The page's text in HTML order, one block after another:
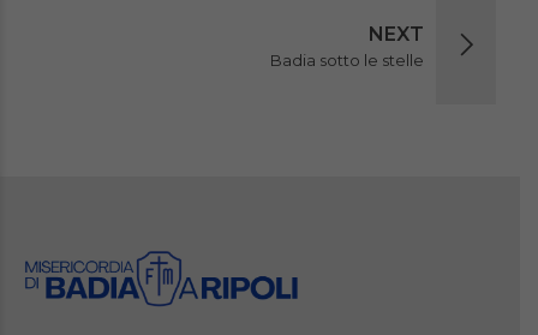
NEXT
Badia sotto le stelle